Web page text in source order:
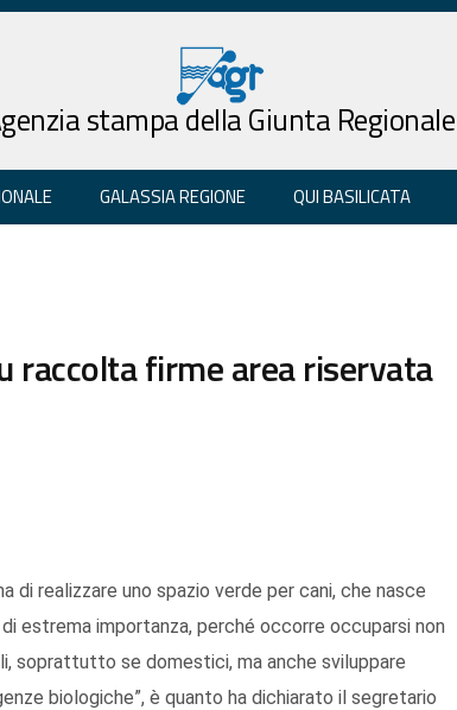
stampa della Giunta Regionale
GALASSIA REGIONE QUI BASILICATA
raccolta firme area riservata
di realizzare uno spazio verde per cani, che nasce
estrema importanza, perché occorre occuparsi non
soprattutto se domestici, ma anche sviluppare
biologiche”, è quanto ha dichiarato il segretario